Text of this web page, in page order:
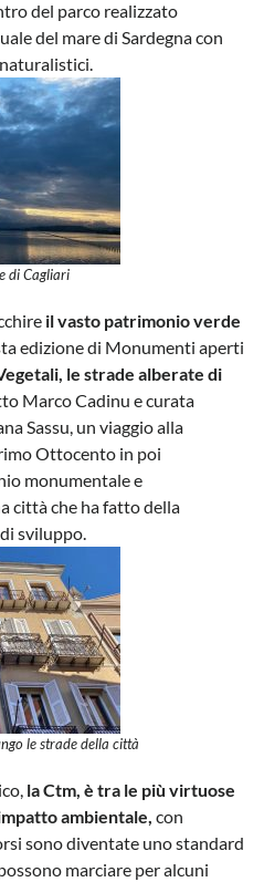
del parco realizzato
del mare di Sardegna con
di Cagliari
il vasto patrimonio verde
edizione di Monumenti aperti
le strade alberate di
Marco Cadinu e curata
Sassu, un viaggio alla
Ottocento in poi
monumentale e
città che ha fatto della
sviluppo.
le strade della città
la Ctm, è tra le più virtuose
ambientale, con
sono diventate uno standard
marciare per alcuni